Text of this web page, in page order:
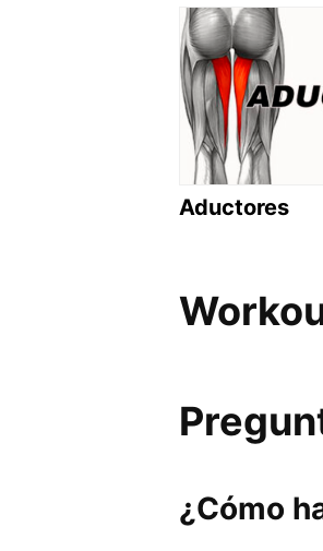
Aductores
¿Cómo